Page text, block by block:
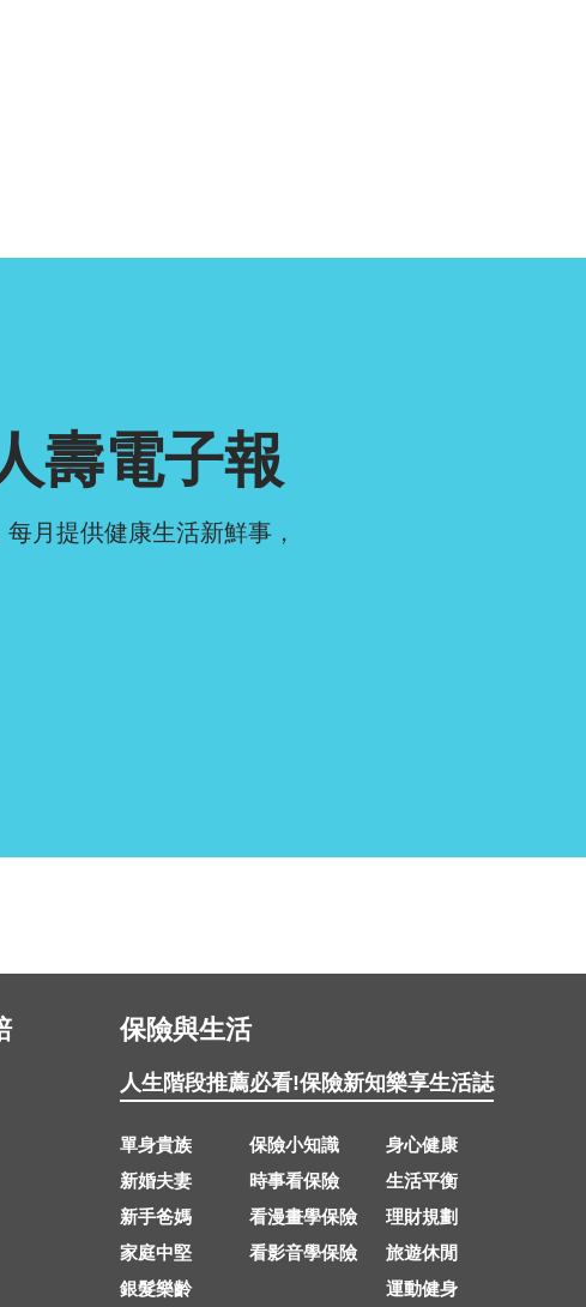
壽電子報
月提供健康生活新鮮事，
保險與生活
人生階段推薦
單身貴族
新婚夫妻
新手爸媽
家庭中堅
銀髮樂齡
必看!保險新知
保險小知識
時事看保險
看漫畫學保險
看影音學保險
樂享生活誌
身心健康
生活平衡
理財規劃
旅遊休閒
運動健身